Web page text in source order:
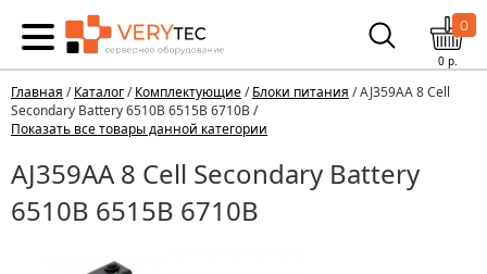
0
0р.
Главная /Каталог/Комплектующие/Блоки питания / AJ359AA 8 Cell
Secondary Battery 6510B 6515B 6710B /
Показать все товары данной категории
AJ359AA 8 Cell Secondary Battery
6510B 6515B 6710B